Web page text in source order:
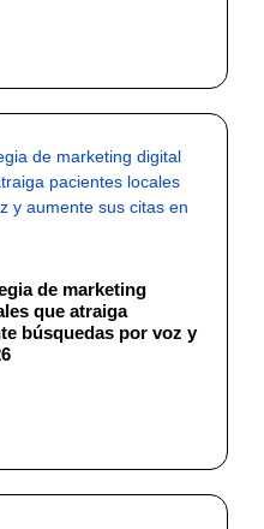
de marketing
que atraiga
búsquedas por voz y